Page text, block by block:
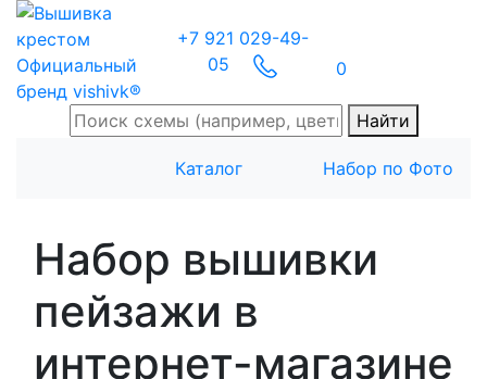
Официальный
бренд vishivk®
+7 921 029-49-
05
0
Найти
Каталог Набор по Фото
Набор вышивки
пейзажи в
интернет-магазине